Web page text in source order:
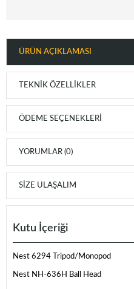
ÜRÜN AÇIKLAMASI
TEKNIK ÖZELLIKLER
ÖDEME SEÇENEKLERI
YORUMLAR (0)
SIZE ULAŞALIM
Kutu İçeriği
Nest 6294 Tripod/Monopod
Nest NH-636H Ball Head